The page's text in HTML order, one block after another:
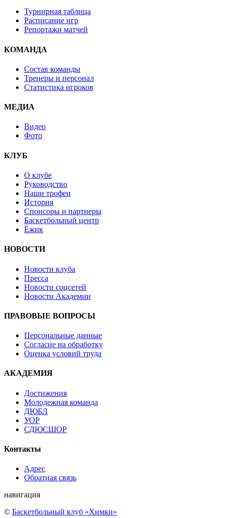
Турнирная таблица
Расписание игр
Репортажи матчей
КОМАНДА
Состав команды
Тренеры и персонал
Статистика игроков
МЕДИА
Видео
Фото
КЛУБ
О клубе
Руководство
Наши трофеи
История
Спонсоры и партнеры
Баскетбольный центр
Ёжик
НОВОСТИ
Новости клуба
Пресса
Новости соцсетей
Новости Академии
ПРАВОВЫЕ ВОПРОСЫ
Персональные данные
Согласие на обработку
Оценка условий труда
АКАДЕМИЯ
Достижения
Молодежная команда
ДЮБЛ
УОР
СДЮСШОР
Контакты
Адрес
Обратная связь
навигация
© Баскетбольный клуб «Химки»